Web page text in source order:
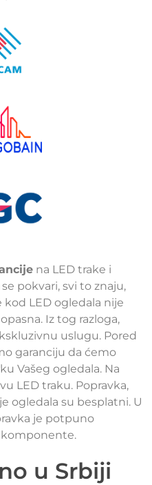
na LED trake i
pokvari, svi to znaju,
LED ogledala nije
Iz tog razloga,
uslugu. Pored
garanciju da ćemo
Vašeg ogledala. Na
LED traku. Popravka,
ogledala su besplatni. U
je potpuno
u Srbiji